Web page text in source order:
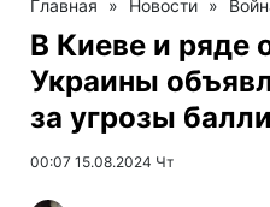
Главная » Новости »
В Киеве и ряде
Украины
за угрозы
00:07 15.08.2024 Чт